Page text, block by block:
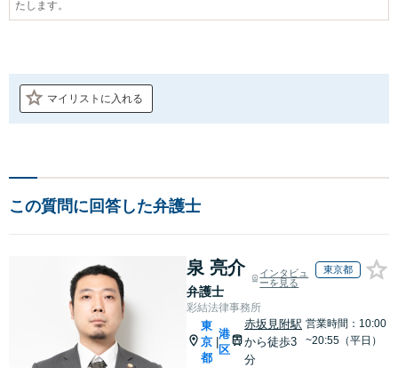
たします。
マイリストに入れる
この質問に回答した弁護士
泉 亮介
弁護士
インタビュ
ーを見る
東京都
彩結法律事務所
東
京
都
港
区
赤坂見附駅
から徒歩3
分
営業時間：10:00
~20:55（平日）